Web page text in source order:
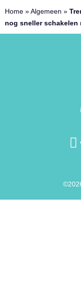
Home »Algemeen »
nog sneller schakelen